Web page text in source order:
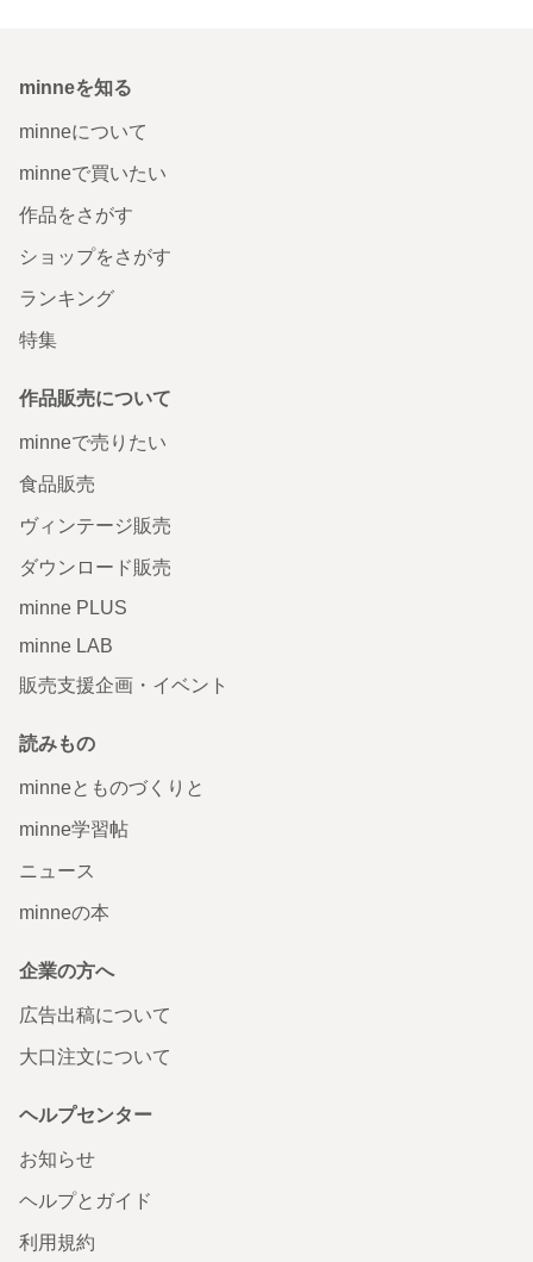
minneを知る
minneについて
minneで買いたい
作品をさがす
ショップをさがす
ランキング
特集
作品販売について
minneで売りたい
食品販売
ヴィンテージ販売
ダウンロード販売
minne PLUS
minne LAB
販売支援企画・イベント
読みもの
minneとものづくりと
minne学習帖
ニュース
minneの本
企業の方へ
広告出稿について
大口注文について
ヘルプセンター
お知らせ
ヘルプとガイド
利用規約